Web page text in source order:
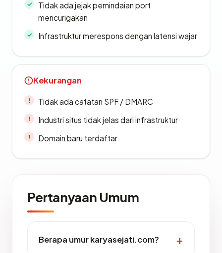
Tidak ada jejak pemindaian port
mencurigakan
Infrastruktur merespons dengan latensi wajar
Kekurangan
Tidak ada catatan SPF / DMARC
Industri situs tidak jelas dari infrastruktur
Domain baru terdaftar
Pertanyaan Umum
Berapa umur karyasejati.com?